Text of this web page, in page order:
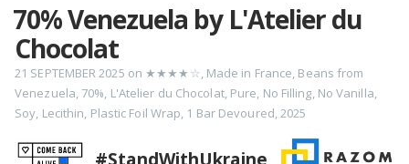
70% Venezuela by L'Atelier du
Chocolat
21 SEPTEMBER 2025 on ★★★★☆, Made in France, Beans from
Venezuela, 70%, L'Atelier du Chocolat, Pure, No Filling, No Vanilla,
Soy, Lecithin, Plastic Foil Wrap, 1 Bar Devoured,2025